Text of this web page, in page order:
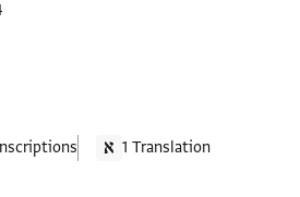
1 Translation